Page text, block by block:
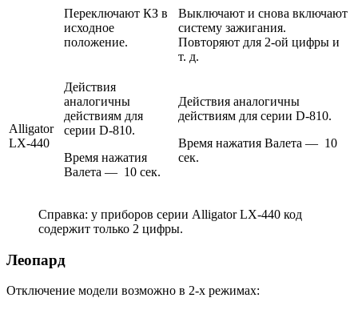
Переключают КЗ в
исходное
положение.
Выключают и снова включают
систему зажигания.
Повторяют для 2-ой цифры и
т. д.
Alligator
LX-440
Действия
аналогичны
действиям для
серии D-810.
Время нажатия
Валета — 10 сек.
Действия аналогичны
действиям для серии D-810.
Время нажатия Валета — 10
сек.
Справка: у приборов серии Alligator LX-440 код
содержит только 2 цифры.
Леопард
Отключение модели возможно в 2-х режимах: